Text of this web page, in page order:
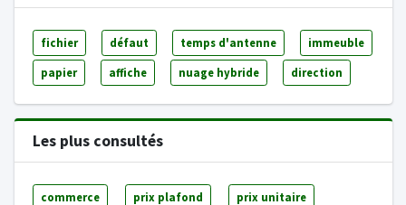
fichier défaut temps d'antenne immeuble
papier affiche nuage hybride direction
Les plus consultés
commerce prix plafond prix unitaire